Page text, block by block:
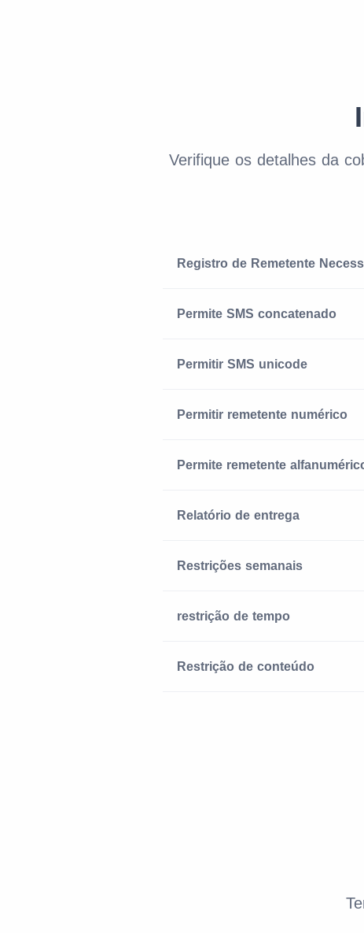
Verifique os detalhes da
Registro de Remetente
Permite SMS concatenado
Permitir SMS unicode
Permitir remetente numérico
Permite remetente
Relatório de entrega
Restrições semanais
restrição de tempo
Restrição de conteúdo